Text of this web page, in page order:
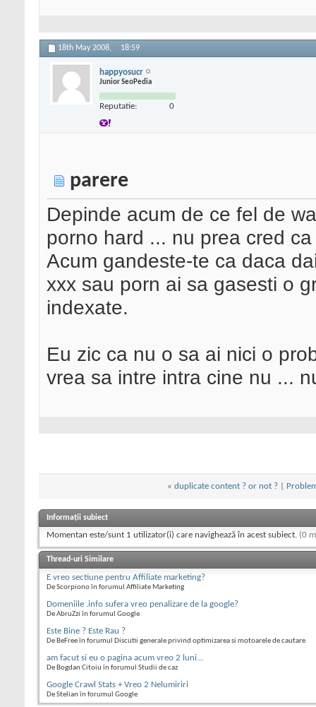
18th May 2008, 18:59
happyosucr
Junior SeoPedia
Reputatie: 0
parere
Depinde acum de ce fel de
porno hard ... nu prea cred
Acum gandeste-te ca daca
xxx sau porn ai sa gasesti o
indexate.
Eu zic ca nu o sa ai nici o
vrea sa intre intra cine nu ...
« duplicate content ? or not ?|
Informații subiect
Momentan este/sunt 1 utilizator(i) care navighează în acest subiect. (0
Thread-uri Similare
E vreo sectiune pentru Affiliate marketing?
De Scorpiono în forumul Affiliate Marketing
Domeniile .info sufera vreo penalizare de la google?
De AbruZzi în forumul Google
Este Bine ? Este Rau ?
De BeFree în forumul Discutii generale privind optimizarea si motoarele de cautare
am facut si eu o pagina acum vreo 2 luni...
De Bogdan Citoiu în forumul Studii de caz
Google Crawl Stats + Vreo 2 Nelumiriri
De Stelian în forumul Google